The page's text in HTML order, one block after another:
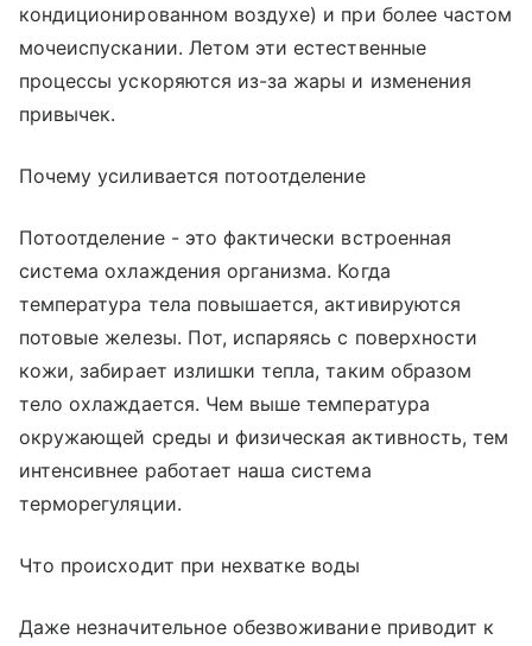
кондиционированном воздухе) и при более частом
мочеиспускании. Летом эти естественные
процессы ускоряются из-за жары и изменения
привычек.
Почему усиливается потоотделение
Потоотделение - это фактически встроенная
система охлаждения организма. Когда
температура тела повышается, активируются
потовые железы. Пот, испаряясь с поверхности
кожи, забирает излишки тепла, таким образом
тело охлаждается. Чем выше температура
окружающей среды и физическая активность, тем
интенсивнее работает наша система
терморегуляции.
Что происходит при нехватке воды
Даже незначительное обезвоживание приводит к